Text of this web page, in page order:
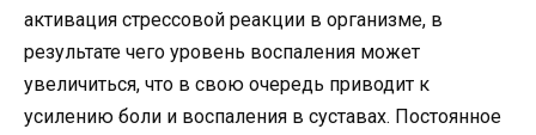
активация стрессовой реакции в организме, в
результате чего уровень воспаления может
увеличиться, что в свою очередь приводит к
усилению боли и воспаления в суставах. Постоянное